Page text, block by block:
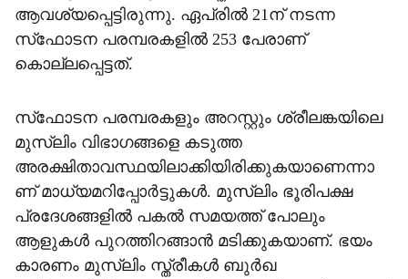
ആവശ്യപ്പെട്ടിരുന്നു. ഏപ്രില്‍ 21ന് നടന്ന
സ്‌ഫോടന പരമ്പരകളില്‍ 253 പേരാണ്
കൊല്ലപ്പെട്ടത്.
സ്‌ഫോടന പരമ്പരകളും അറസ്റ്റും ശ്രീലങ്കയിലെ
മുസ്ലിം വിഭാഗങ്ങളെ കടുത്ത
അരക്ഷിതാവസ്ഥയിലാക്കിയിരിക്കുകയാണെന്നാ
ണ് മാധ്യമറിപ്പോര്‍ട്ടുകള്‍. മുസ്ലിം ഭൂരിപക്ഷ
പ്രദേശങ്ങളില്‍ പകല്‍ സമയത്ത് പോലും
ആളുകള്‍ പുറത്തിറങ്ങാന്‍ മടിക്കുകയാണ്. ഭയം
കാരണം മുസ്ലിം സ്ത്രീകള്‍ ബുര്‍ഖ